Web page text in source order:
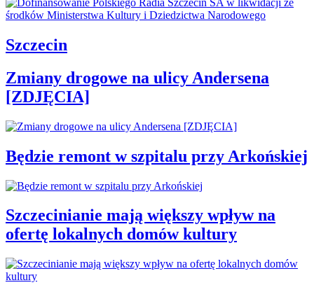
Szczecin
Zmiany drogowe na ulicy Andersena
[ZDJĘCIA]
Będzie remont w szpitalu przy Arkońskiej
Szczecinianie mają większy wpływ na
ofertę lokalnych domów kultury